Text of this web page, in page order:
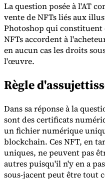
Calculateur de VATCalculateur
Vérificateur de numéro de
facturation électronique
La question posée à l'AT
vente de NFTs liés aux
Photoshop qui constituent
NFTs accordent à
en aucun cas les droits
l'œuvre.
Règle
Dans sa réponse à la
sont des certificats
un fichier numérique
blockchain. Ces NFT, en
uniques, ne peuvent pas
autres puisqu'il n'y en a
sous-jacent peut être tout